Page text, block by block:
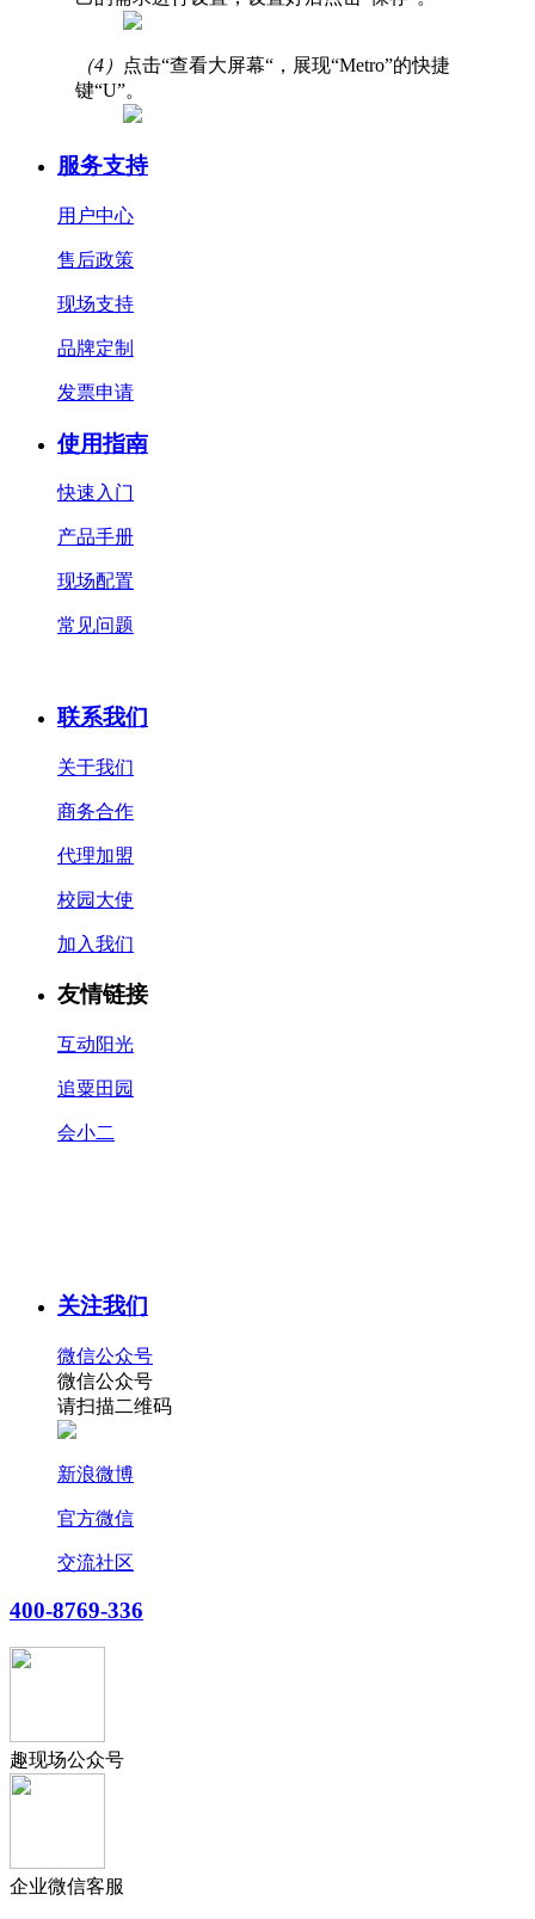
（4）
点击“查看大屏幕“，展现“Metro”的快捷
键“U”。
服务支持
用户中心
售后政策
现场支持
品牌定制
发票申请
使用指南
快速入门
产品手册
现场配置
常见问题
联系我们
关于我们
商务合作
代理加盟
校园大使
加入我们
友情链接
互动阳光
追粟田园
会小二
关注我们
微信公众号
微信公众号
请扫描二维码
新浪微博
官方微信
交流社区
400-8769-336
趣现场公众号
企业微信客服